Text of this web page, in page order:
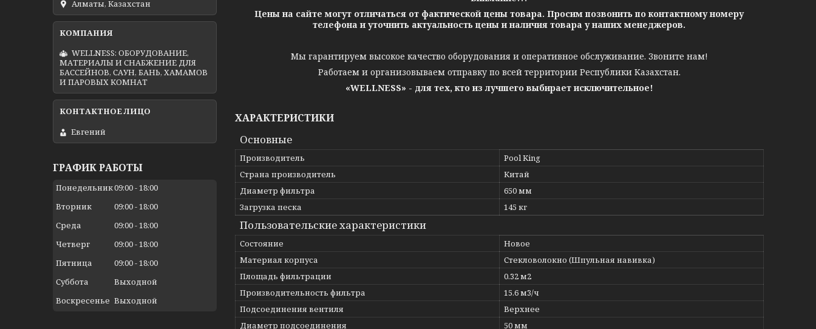
Цены на сайте могут отличаться от фактической цены товара. Просим позвонить по контактному номеру
телефона и уточнить актуальность цены и наличия товара у наших менеджеров.
Мы гарантируем высокое качество оборудования и оперативное обслуживание. Звоните нам!
Работаем и организовываем отправку по всей территории Республики Казахстан.
«WELLNESS» - для тех, кто из лучшего выбирает исключительное!
ХАРАКТЕРИСТИКИ
Основные
Производитель
Pool King
Страна производитель
Китай
Диаметр фильтра
650 мм
Загрузка песка
145 кг
Пользовательские характеристики
Состояние
Новое
Материал корпуса
Стекловолокно (Шпульная навивка)
Площадь фильтрации
0.32 м2
Производительность фильтра
15.6 м3/ч
Подсоединения вентиля
Верхнее
Диаметр подсоединения
50 мм
Алматы, Казахстан
WELLNESS: ОБОРУДОВАНИЕ,
МАТЕРИАЛЫ И СНАБЖЕНИЕ ДЛЯ
БАССЕЙНОВ, САУН, БАНЬ, ХАМАМОВ
И ПАРОВЫХ КОМНАТ
Евгений
ГРАФИК РАБОТЫ
Понедельник09:00 18:00
Вторник
09:00 18:00
Среда
09:00 18:00
Четверг
09:00 18:00
Пятница
09:00 18:00
Суббота
Выходной
Воскресенье Выходной